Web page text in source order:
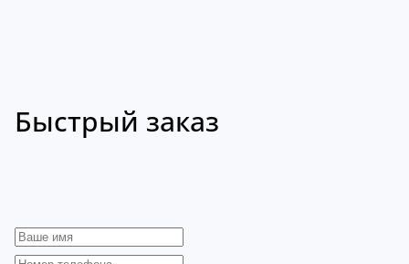
Быстрый заказ